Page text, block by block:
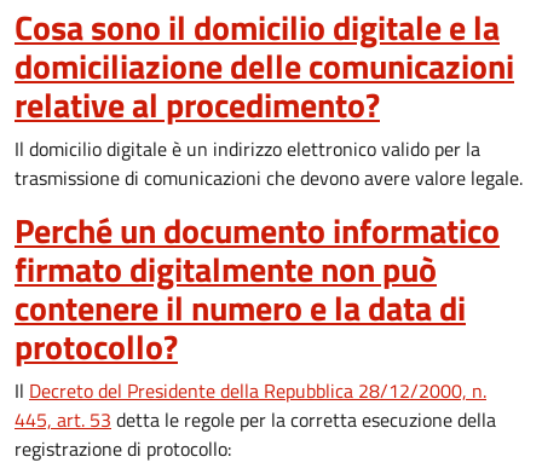
Cosa sono il domicilio digitale e la
domiciliazione delle comunicazioni
relative al procedimento?
Il domicilio digitale è un indirizzo elettronico valido per la
trasmissione di comunicazioni che devono avere valore legale.
Perché un documento informatico
firmato digitalmente non può
contenere il numero e la data di
protocollo?
Il Decreto del Presidente della Repubblica 28/12/2000, n.
445, art. 53 detta le regole per la corretta esecuzione della
registrazione di protocollo: